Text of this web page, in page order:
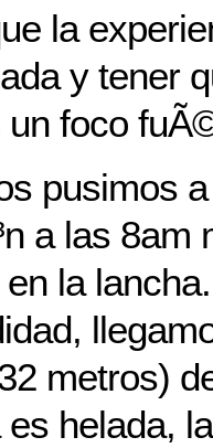
la
y tener
un foco
pusimos
a las 8am
la
metros)
helada,